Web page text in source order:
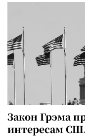
Закон Грэма
интересам